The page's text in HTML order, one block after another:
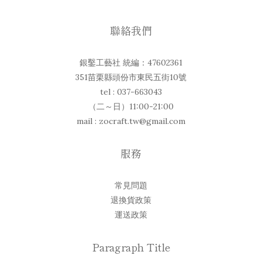
聯絡我們
銀鑿工藝社 統編：47602361
351苗栗縣頭份市東民五街10號
tel : 037-663043
（二～日）11:00-21:00
mail : zocraft.tw@gmail.com
服務
常見問題
退換貨政策
運送政策
Paragraph Title